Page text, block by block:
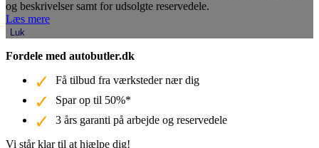
og beskrivelser samt for udsolgte reservedele.
Læs mere
Luk
Fordele med autobutler.dk
Få tilbud fra værksteder nær dig
Spar op til 50%*
3 års garanti på arbejde og reservedele
Vi står klar til at hjælpe dig!